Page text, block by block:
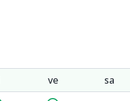
ve sa